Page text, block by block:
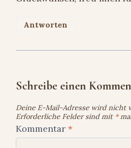
Antworten
Schreibe einen
Deine E-Mail-Adresse wird nicht
Erforderliche Felder sind mit *
Kommentar *